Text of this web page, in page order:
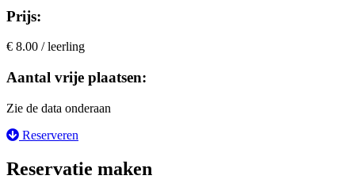
Prijs:
€ 8.00 / leerling
Aantal vrije plaatsen:
Zie de data onderaan
Reserveren
Reservatie maken